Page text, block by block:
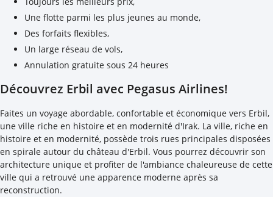
Une flotte parmi les plus jeunes au monde,
Des forfaits flexibles,
Un large réseau de vols,
Annulation gratuite sous 24 heures
Découvrez Erbil avec Pegasus Airlines!
Faites un voyage abordable, confortable et économique vers Erbil,
une ville riche en histoire et en modernité d'Irak. La ville, riche en
histoire et en modernité, possède trois rues principales disposées
en spirale autour du château d'Erbil. Vous pourrez découvrir son
architecture unique et profiter de l'ambiance chaleureuse de cette
ville qui a retrouvé une apparence moderne après sa
reconstruction.